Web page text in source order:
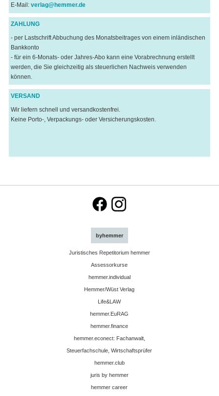
E-Mail: verlag@hemmer.de
ZAHLUNG
- per Lastschrift Abbuchung des Monatsbeitrages von einem inländischen
Bankkonto
- für ein 6-Monats- oder Jahres-Abo kann eine Vorabrechnung erstellt
werden, die Sie gleichzeitig als steuerlichen Nachweis verwenden
können.
VERSAND
Wir liefern schnell und versandkostenfrei.
Keine Porto-, Verpackungs- oder Versicherungskosten.
byhemmer
Juristisches Repetitorium hemmer
Assessorkurse
hemmer.individual
Hemmer/Wüst Verlag
Life&LAW
hemmer.EuRAG
hemmer.finance
hemmer.econect: Fachanwalt,
Steuerfachschule, Wirtschaftsprüfer
hemmer.club
juris by hemmer
hemmer career